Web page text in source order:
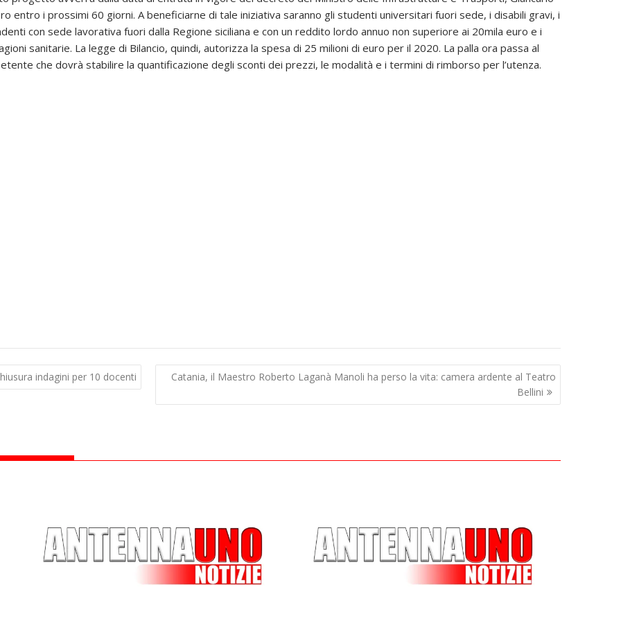
entro i prossimi 60 giorni. A beneficiarne di tale iniziativa saranno gli studenti universitari fuori sede, i disabili gravi, i
con sede lavorativa fuori dalla Regione siciliana e con un reddito lordo annuo non superiore ai 20mila euro e i
sanitarie. La legge di Bilancio, quindi, autorizza la spesa di 25 milioni di euro per il 2020. La palla ora passa al
che dovrà stabilire la quantificazione degli sconti dei prezzi, le modalità e i termini di rimborso per l’utenza.
indagini per 10 docenti
Catania, il Maestro Roberto Laganà Manoli ha perso la vita: camera ardente al Teatro
Bellini